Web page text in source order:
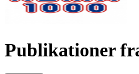
Publikationer